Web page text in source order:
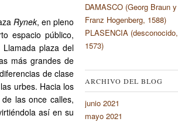
Rynek, en pleno
espacio público,
plaza del
más grandes de
de clase
urbes. Hacia los
las once calles,
así en su
DAMASCO (Georg Braun y
Franz Hogenberg, 1588)
PLASENCIA (desconocido,
1573)
ARCHIVO DEL BLOG
junio 2021
mayo 2021